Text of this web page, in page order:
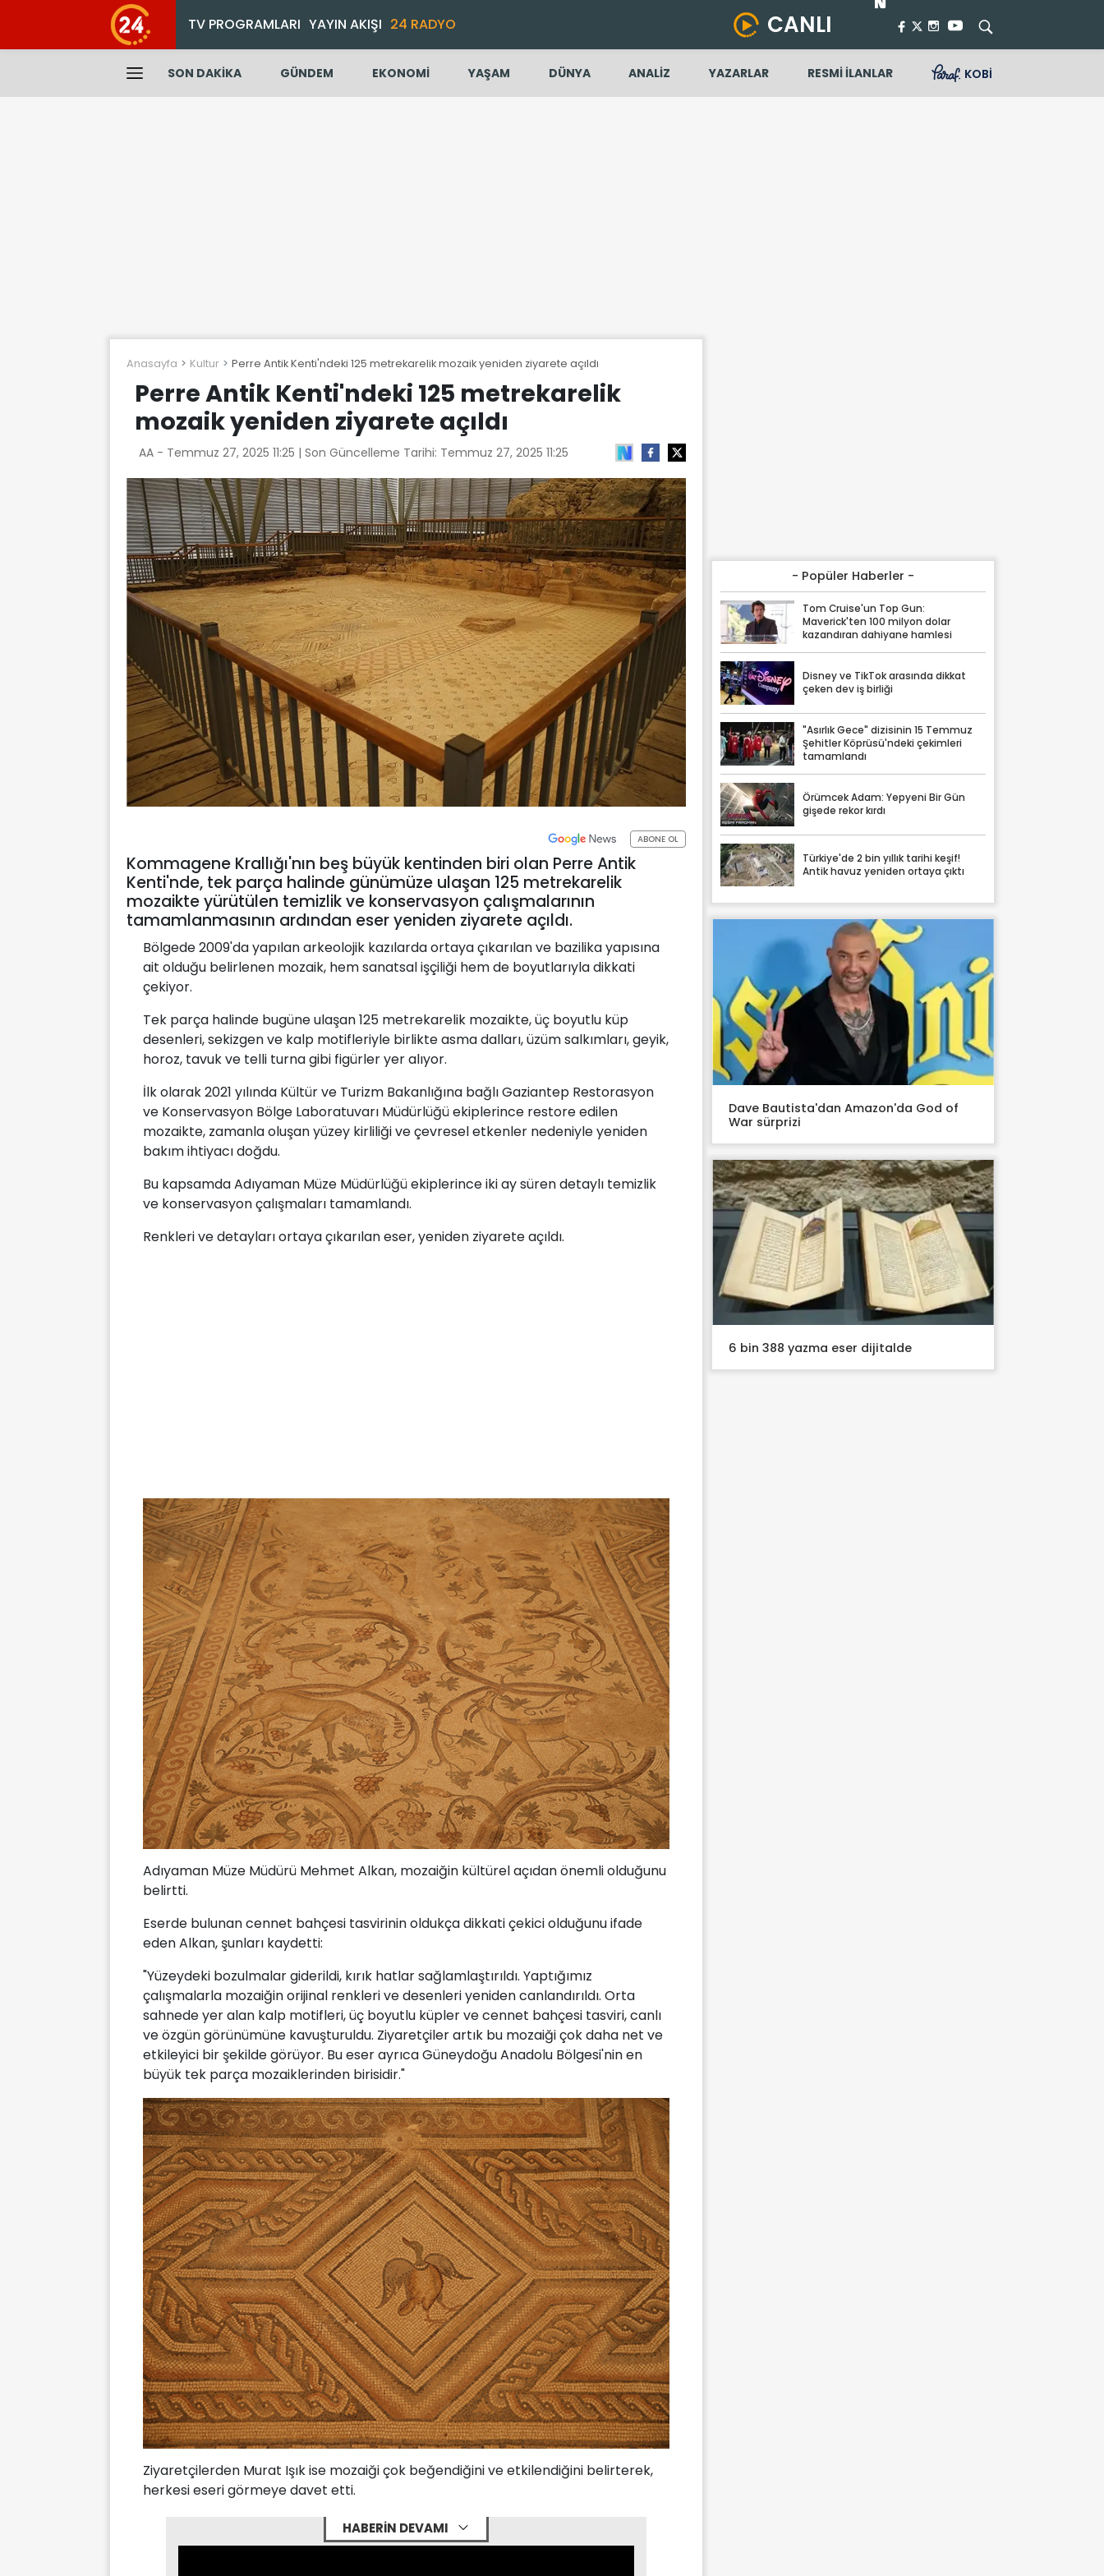
TV PROGRAMLARI YAYIN AKIŞI 24 RADYO CANLI
SON DAKİKA GÜNDEM EKONOMİ YAŞAM DÜNYA ANALİZ YAZARLAR RESMİ İLANLAR KOBİ
Anasayfa Kultur Perre Antik Kenti'ndeki 125 metrekarelik mozaik yeniden ziyarete açıldı
Perre Antik Kenti'ndeki 125 metrekarelik
mozaik yeniden ziyarete açıldı
AA - Temmuz 27, 2025 11:25 | Son Güncelleme Tarihi: Temmuz 27, 2025 11:25
ABONE OL
Kommagene Krallığı'nın beş büyük kentinden biri olan Perre Antik
Kenti'nde, tek parça halinde günümüze ulaşan 125 metrekarelik
mozaikte yürütülen temizlik ve konservasyon çalışmalarının
tamamlanmasının ardından eser yeniden ziyarete açıldı.
Bölgede 2009'da yapılan arkeolojik kazılarda ortaya çıkarılan ve bazilika yapısına
ait olduğu belirlenen mozaik, hem sanatsal işçiliği hem de boyutlarıyla dikkati
çekiyor.
Tek parça halinde bugüne ulaşan 125 metrekarelik mozaikte, üç boyutlu küp
desenleri, sekizgen ve kalp motifleriyle birlikte asma dalları, üzüm salkımları, geyik,
horoz, tavuk ve telli turna gibi figürler yer alıyor.
İlk olarak 2021 yılında Kültür ve Turizm Bakanlığına bağlı Gaziantep Restorasyon
ve Konservasyon Bölge Laboratuvarı Müdürlüğü ekiplerince restore edilen
mozaikte, zamanla oluşan yüzey kirliliği ve çevresel etkenler nedeniyle yeniden
bakım ihtiyacı doğdu.
Bu kapsamda Adıyaman Müze Müdürlüğü ekiplerince iki ay süren detaylı temizlik
ve konservasyon çalışmaları tamamlandı.
Renkleri ve detayları ortaya çıkarılan eser, yeniden ziyarete açıldı.
Adıyaman Müze Müdürü Mehmet Alkan, mozaiğin kültürel açıdan önemli olduğunu
belirtti.
Eserde bulunan cennet bahçesi tasvirinin oldukça dikkati çekici olduğunu ifade
eden Alkan, şunları kaydetti:
"Yüzeydeki bozulmalar giderildi, kırık hatlar sağlamlaştırıldı. Yaptığımız
çalışmalarla mozaiğin orijinal renkleri ve desenleri yeniden canlandırıldı. Orta
sahnede yer alan kalp motifleri, üç boyutlu küpler ve cennet bahçesi tasviri, canlı
ve özgün görünümüne kavuşturuldu. Ziyaretçiler artık bu mozaiği çok daha net ve
etkileyici bir şekilde görüyor. Bu eser ayrıca Güneydoğu Anadolu Bölgesi'nin en
büyük tek parça mozaiklerinden birisidir."
Ziyaretçilerden Murat Işık ise mozaiği çok beğendiğini ve etkilendiğini belirterek,
herkesi eseri görmeye davet etti.
HABERİN DEVAMI
- Popüler Haberler -
Tom Cruise'un Top Gun:
Maverick'ten 100 milyon dolar
kazandıran dahiyane hamlesi
Disney ve TikTok arasında dikkat
çeken dev iş birliği
"Asırlık Gece" dizisinin 15 Temmuz
Şehitler Köprüsü'ndeki çekimleri
tamamlandı
Örümcek Adam: Yepyeni Bir Gün
gişede rekor kırdı
Türkiye'de 2 bin yıllık tarihi keşif!
Antik havuz yeniden ortaya çıktı
Dave Bautista'dan Amazon'da God of
War sürprizi
6 bin 388 yazma eser dijitalde